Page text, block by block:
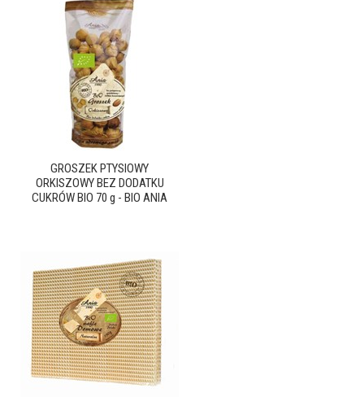
GROSZEK PTYSIOWY
ORKISZOWY BEZ DODATKU
CUKRÓW BIO 70 g - BIO ANIA